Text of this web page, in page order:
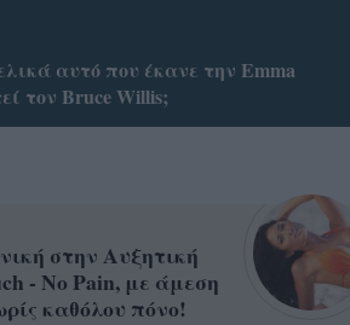
αυτό που έκανε την Emma
τον Bruce Willis;
στην Αυξητική
- No Pain, με άμεση
καθόλου πόνο!